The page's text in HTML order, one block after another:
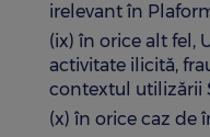
irelevant în
(ix) în orice alt fel,
activitate ilicită,
contextul utilizării
(x) în orice caz de